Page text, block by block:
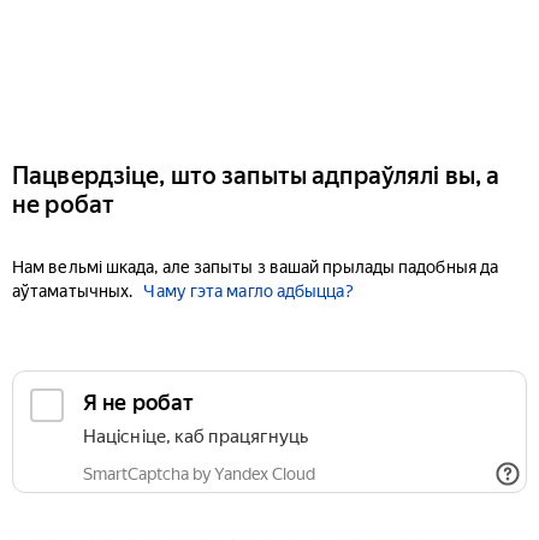
Пацвердзіце, што запыты адпраўлялі вы, а
не робат
Нам вельмі шкада, але запыты з вашай прылады падобныя да
аўтаматычных.
Чаму гэта магло адбыцца?
Я не робат
Націсніце, каб працягнуць
SmartCaptcha by Yandex Cloud